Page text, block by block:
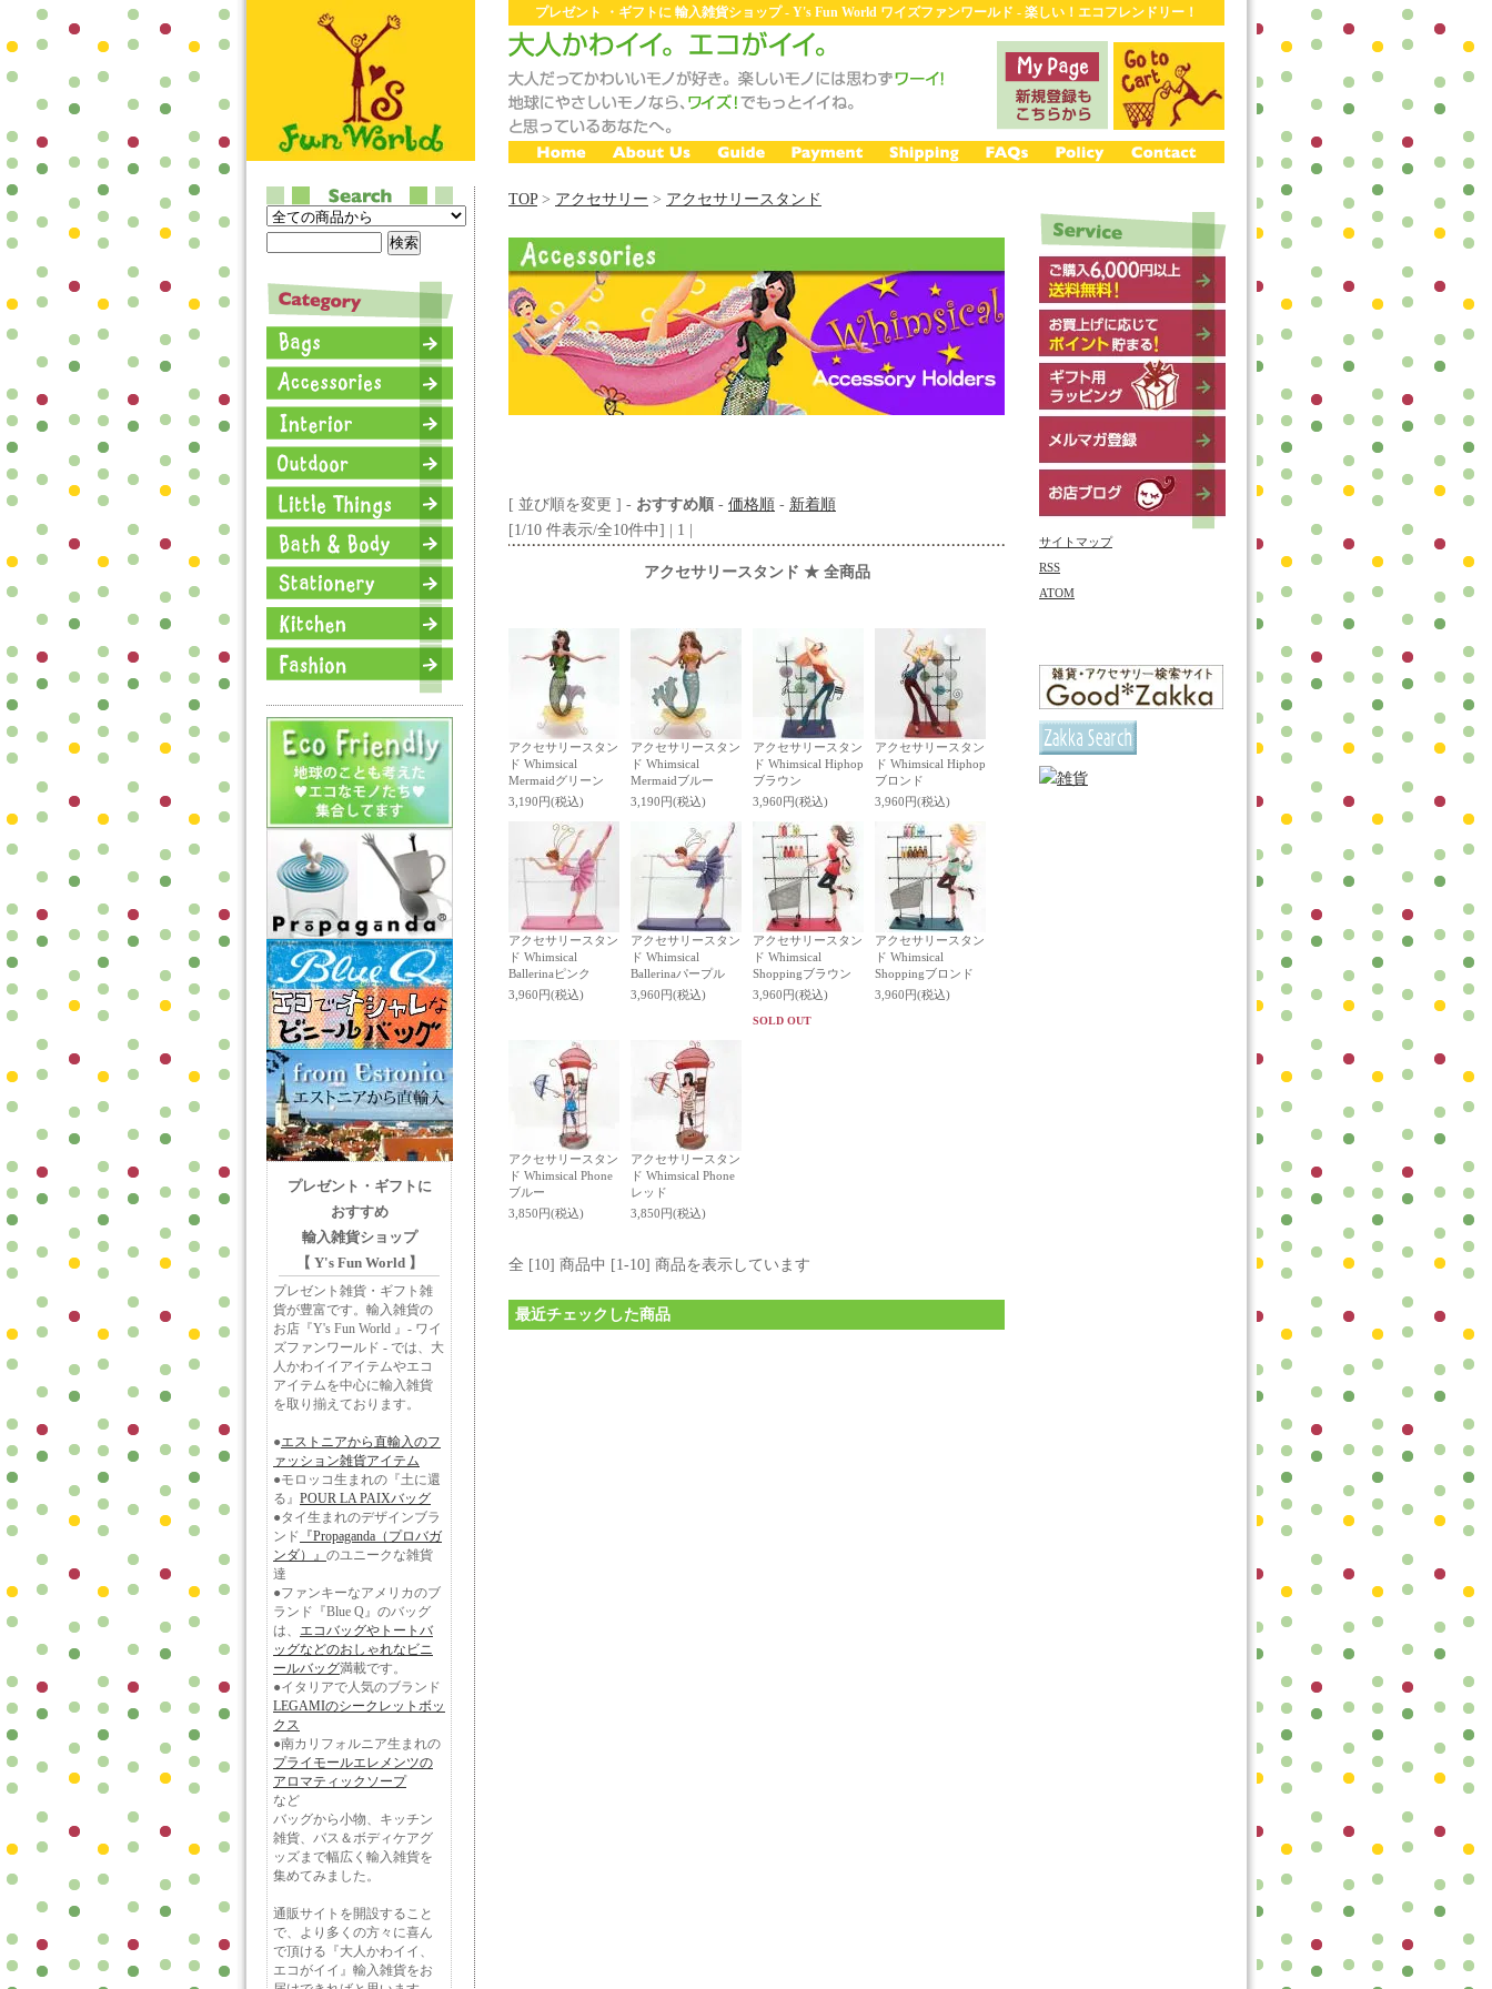
プレゼント ・ギフトに 輸入雑貨ショップ - Y's Fun World ワイズファンワールド - 楽しい！エコフレンドリー！
TOP> アクセサリー > アクセサリースタンド
[ 並び順を変更 ] - おすすめ順 - 価格順 - 新着順
[1/10 件表示/全10件中] | 1 |
アクセサリースタンド ★ 全商品
アクセサリースタン
ド Whimsical
Mermaidグリーン
3,190円(税込)
アクセサリースタン
ド Whimsical
Mermaidブルー
3,190円(税込)
アクセサリースタン
ド Whimsical Hiphop
ブラウン
3,960円(税込)
アクセサリースタン
ド Whimsical Hiphop
ブロンド
3,960円(税込)
アクセサリースタン
ド Whimsical
Ballerinaピンク
3,960円(税込)
アクセサリースタン
ド Whimsical
Ballerinaパープル
3,960円(税込)
アクセサリースタン
ド Whimsical
Shoppingブラウン
3,960円(税込)
SOLD OUT
アクセサリースタン
ド Whimsical
Shoppingブロンド
3,960円(税込)
アクセサリースタン
ド Whimsical Phone
ブルー
3,850円(税込)
アクセサリースタン
ド Whimsical Phone
レッド
3,850円(税込)
全 [10] 商品中 [1-10] 商品を表示しています
最近チェックした商品
プレゼント・ギフトに
おすすめ
輸入雑貨ショップ
【 Y's Fun World 】
プレゼント雑貨・ギフト雑
貨が豊富です。輸入雑貨の
お店『Y's Fun World 』- ワイ
ズファンワールド - では、大
人かわイイアイテムやエコ
アイテムを中心に輸入雑貨
を取り揃えております。
●エストニアから直輸入のフ
ァッション雑貨アイテム
●モロッコ生まれの『土に還
る』 POUR LA PAIXバッグ
●タイ生まれのデザインブラ
ンド 『Propaganda（プロバガ
ンダ）』 のユニークな雑貨
達
●ファンキーなアメリカのブ
ランド『Blue Q』のバッグ
は、 エコバッグやトートバ
ッグなどのおしゃれなビニ
ールバッグ満載です。
●イタリアで人気のブランド
LEGAMIのシークレットボッ
クス
●南カリフォルニア生まれの
プライモールエレメンツの
アロマティックソープ
など
バッグから小物、キッチン
雑貨、バス＆ボディケアグ
ッズまで幅広く輸入雑貨を
集めてみました。
通販サイトを開設すること
で、より多くの方々に喜ん
で頂ける『大人かわイイ、
エコがイイ』輸入雑貨をお
サイトマップ
RSS
ATOM